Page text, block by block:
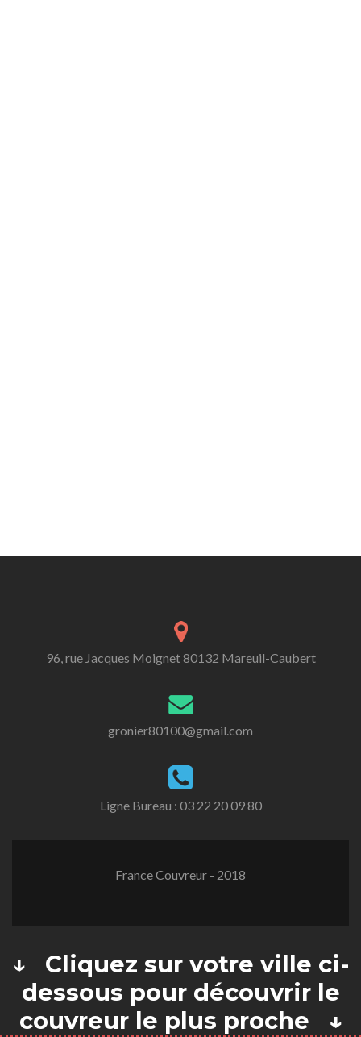
96, rue Jacques Moignet 80132 Mareuil-Caubert
gronier80100@gmail.com
Ligne Bureau : 03 22 20 09 80
France Couvreur - 2018
↓ Cliquez sur votre ville ci-
dessous pour découvrir le
couvreur le plus proche ↓